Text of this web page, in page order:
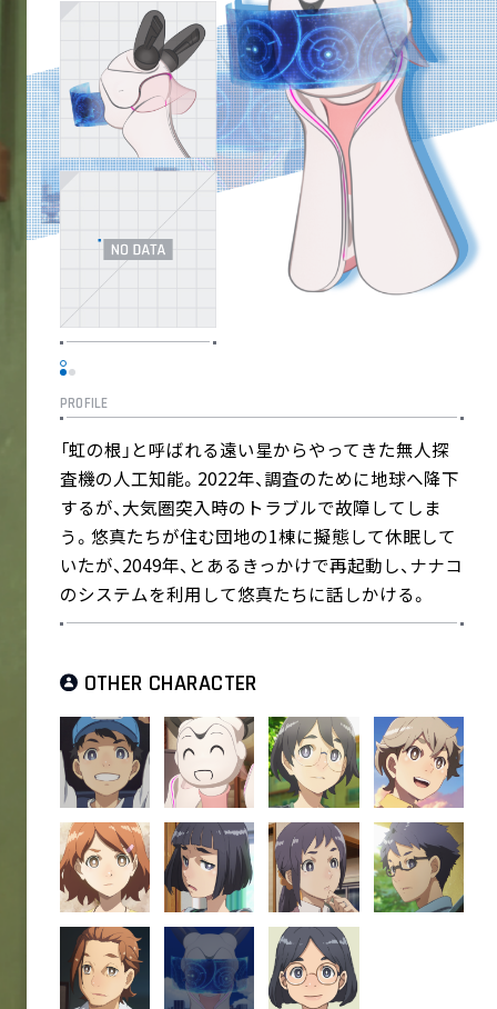
PROFILE
「虹の根」と呼ばれる遠い星からやってきた無人探
査機の人工知能。2022年、調査のために地球へ降下
するが、大気圏突入時のトラブルで故障してしま
う。悠真たちが住む団地の1棟に擬態して休眠して
いたが、2049年、とあるきっかけで再起動し、ナナコ
のシステムを利用して悠真たちに話しかける。
OTHER CHARACTER